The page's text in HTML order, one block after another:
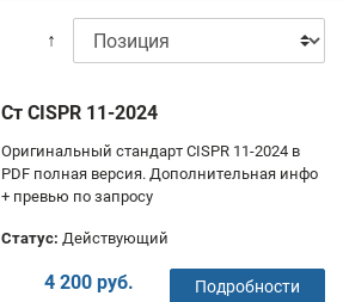
↑
Ст CISPR 11-2024
Оригинальный стандарт CISPR 11-2024 в
PDF полная версия. Дополнительная инфо
+ превью по запросу
Статус: Действующий
4 200 руб. Подробности